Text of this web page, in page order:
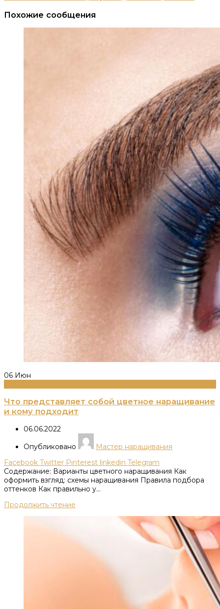
Похожие сообщения
06 Июн
Что представляет собой цветное наращивание
и кому подходит
06.06.2022
Опубликовано
Мастер наращивания
Facebook Twitter Pinterest linkedin Telegram
Содержание: Варианты цветного наращивания Как
оформить взгляд: схемы наращивания Правила подбора
оттенков Как правильно у...
Продолжить чтение